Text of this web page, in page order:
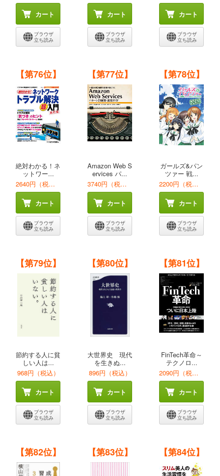
カート
ブラウザ
立ち読み
カート
ブラウザ
立ち読み
カート
ブラウザ
立ち読み
【第76位】
絶対わかる！ネ
ットワー...
2640円（税込）
カート
ブラウザ
立ち読み
【第77位】
Amazon Web S
ervices パ...
3740円（税込）
カート
ブラウザ
立ち読み
【第78位】
ガールズ&パン
ツァー 戦...
2200円（税込）
カート
ブラウザ
立ち読み
【第79位】
節約する人に貧
しい人は...
968円（税込）
カート
ブラウザ
立ち読み
【第80位】
大世界史 現代
を生きぬ...
896円（税込）
カート
ブラウザ
立ち読み
【第81位】
FinTech革命～
テクノロ...
2090円（税込）
カート
ブラウザ
立ち読み
【第82位】 【第83位】 【第84位】